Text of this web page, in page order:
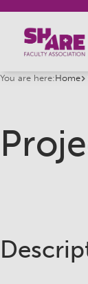
You are here:Home